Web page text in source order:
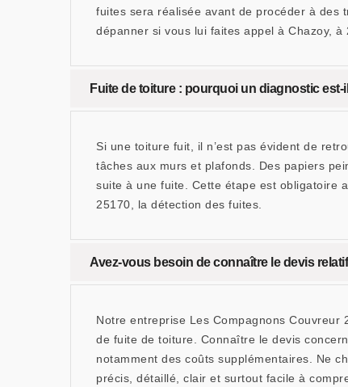
fuites sera réalisée avant de procéder à des
dépanner si vous lui faites appel à Chazoy, à
Fuite de toiture : pourquoi un diagnostic est-
Si une toiture fuit, il n’est pas évident de
tâches aux murs et plafonds. Des papiers
suite à une fuite. Cette étape est obligatoire
25170, la détection des fuites.
Avez-vous besoin de connaître le devis
Notre entreprise Les Compagnons Couvreur
de fuite de toiture. Connaître le devis
notamment des coûts supplémentaires. Ne
précis, détaillé, clair et surtout facile à